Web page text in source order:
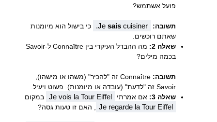
פועל אשתמש?
תשובה: Jesais cuisiner.
כי בישול הוא מיומנות
שאתם רוכשים.
שאלה 2:
מה ההבדל העיקרי בין Connaître ל-Savoir
בכמה מילים?
תשובה:
Connaître זה "להכיר" (משהו או מישהו),
Savoir זה "לדעת" (עובדה או מיומנות). פשוט ויעיל.
שאלה 3:
אם אמרתי Je vois la Tour Eiffel במקום
Je regarde la Tour Eiffel , האם זו טעות גסה?